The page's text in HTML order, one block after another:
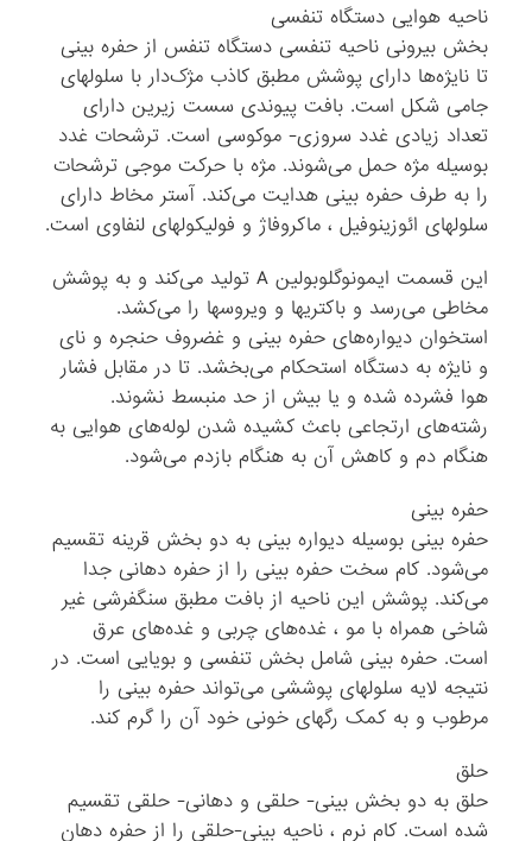
ناحیه هوایی دستگاه تنفسی
بخش بیرونی ناحیه تنفسی دستگاه تنفس از حفره بینی
تا نایژه‌ها دارای پوشش مطبق کاذب مژک‌دار با سلولهای
جامی شکل است. بافت پیوندی سست زیرین دارای
تعداد زیادی غدد سروزی- موکوسی است. ترشحات غدد
بوسیله مژه حمل می‌شوند. مژه با حرکت موجی ترشحات
را به طرف حفره بینی هدایت می‌کند. آستر مخاط دارای
سلولهای ائوزینوفیل ، ماکروفاژ و فولیکولهای لنفاوی است.
این قسمت ایمونوگلوبولین A تولید می‌کند و به پوشش
مخاطی می‌رسد و باکتریها و ویروسها را می‌کشد.
استخوان دیواره‌های حفره بینی و غضروف حنجره و نای
و نایژه به دستگاه استحکام می‌بخشد. تا در مقابل فشار
هوا فشرده شده و یا بیش از حد منبسط نشوند.
رشته‌های ارتجاعی باعث کشیده شدن لوله‌های هوایی به
هنگام دم و کاهش آن به هنگام بازدم می‌شود.
حفره بینی
حفره بینی بوسیله دیواره بینی به دو بخش قرینه تقسیم
می‌شود. کام سخت حفره بینی را از حفره دهانی جدا
می‌کند. پوشش این ناحیه از بافت مطبق سنگفرشی غیر
شاخی همراه با مو ، غده‌های چربی و غده‌های عرق
است. حفره بینی شامل بخش تنفسی و بویایی است. در
نتیجه لایه سلولهای پوششی می‌تواند حفره بینی را
مرطوب و به کمک رگهای خونی خود آن را گرم کند.
حلق
حلق به دو بخش بینی- حلقی و دهانی- حلقی تقسیم
شده است. کام نرم ، ناحیه بینی-حلقی را از حفره دهان